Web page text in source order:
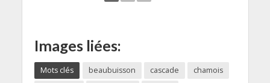
Images liées:
Mots clés beaubuisson cascade
chamois